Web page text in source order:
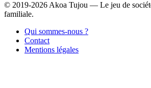
© 2019-2026 Akoa Tujou — Le jeu de
familiale.
Qui sommes-nous ?
Contact
Mentions légales